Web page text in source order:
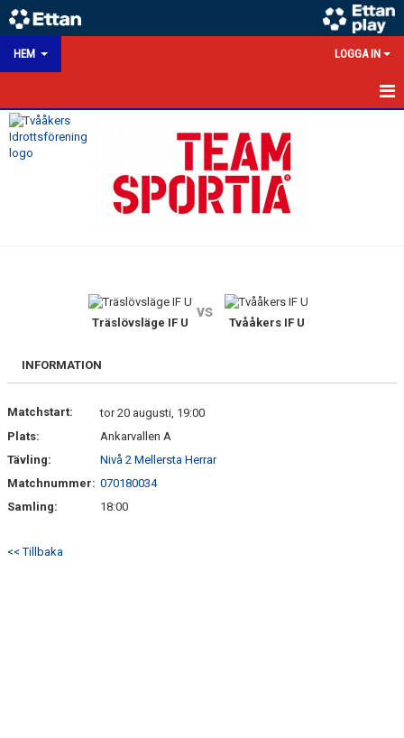
HEM LOGGA IN
HEM
VÅRA SPONSORER
KONTAKT
BILDGALLERI
KLUBBSHOP
Träslövsläge IF U
vs
Tvååkers IF U
INFORMATION
Matchstart:
tor 20 augusti, 19:00
Plats:
Ankarvallen A
Tävling:
Nivå 2 Mellersta Herrar
Matchnummer: 070180034
Samling:
18:00
<< Tillbaka